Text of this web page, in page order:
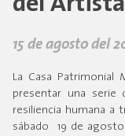
del Artista
15 de agosto del
La Casa Patrimonial
presentar una serie
resiliencia humana a
sábado 19 de